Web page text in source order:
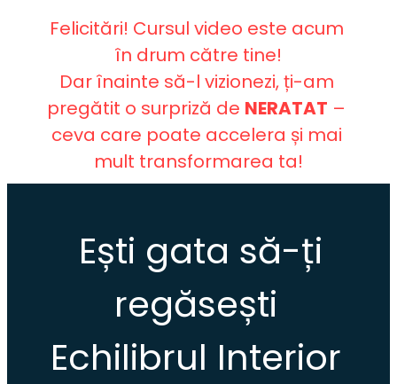
Felicitări! Cursul video este acum
în drum către tine!
Dar înainte să-l vizionezi, ți-am
pregătit o surpriză de NERATAT –
ceva care poate accelera și mai
mult transformarea ta!
Ești gata să-ți
regăsești
Echilibrul Interior